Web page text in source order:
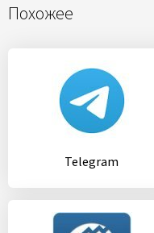
Похожее
Telegram